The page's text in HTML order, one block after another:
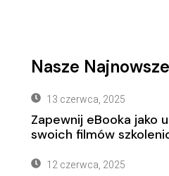
Nasze
13 czerwca, 2025
Zapewnij eBooka jako
swoich filmów
12 czerwca, 2025